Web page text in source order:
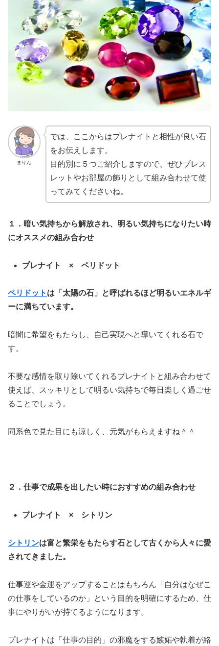
まりん
では、ここからはプレナイトと相性が良い石
をお伝えします。
目的別に５つご紹介しますので、ぜひブレス
レットやお部屋の飾りとして組み合わせて使
ってみてくださいね。
１．暗い気持ちから解放され、明るい気持ちになりたい時
にオススメの組み合わせ
プレナイト × ペリドット
ペリドット は「太陽の石」と呼ばれるほど明るいエネルギ
ーに満ちています。
暗闇に希望をもたらし、自己実現へと導いてくれる石で
す。
不要な感情を取り除いてくれるプレナイトと組み合わせて
使えば、スッキリとして明るい気持ちで毎日楽しく過ごせ
ることでしょう。
同系色で見た目にも涼しく、元気がもらえますね＾＾
２．仕事で成果を出したい時におすすめの組み合わせ
プレナイト × シトリン
シトリンは富と繁栄をもたらす石として古くから人々に愛
されてきました。
仕事運や金運をアップすることはもちろん「自分はなぜこ
の仕事をしているのか」という目的を明確にするため、仕
事にやりがいが持てるようになります。
プレナイトは「仕事の目的」の邪魔をする嫉妬や執着が絡